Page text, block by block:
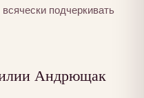
подчеркивать
Андрющак